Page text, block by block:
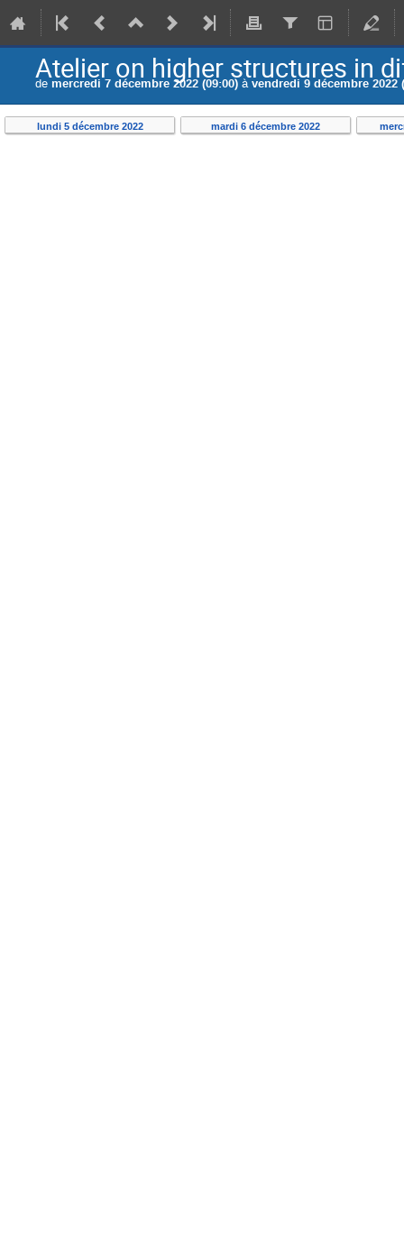
Atelier on higher structures in
de mercredi 7 décembre 2022 (09:00) àvendredi 9 décembre 2022
lundi 5 décembre 2022 mardi 6 décembre 2022